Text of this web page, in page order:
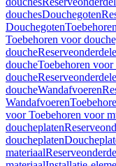
douchesDouchegoten
Douchegoten
Toebehoren voor
douche
doucheToebehoren
douche
doucheWandafvoeren
Wandafvoeren
voor Toebehoren voor
doucheplaten
doucheplaten
materiaal